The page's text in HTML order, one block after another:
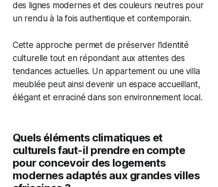
des lignes modernes et des couleurs neutres pour
un rendu à la fois authentique et contemporain.
Cette approche permet de préserver l’identité
culturelle tout en répondant aux attentes des
tendances actuelles. Un appartement ou une villa
meublée peut ainsi devenir un espace accueillant,
élégant et enraciné dans son environnement local.
Quels éléments climatiques et
culturels faut-il prendre en compte
pour concevoir des logements
modernes adaptés aux grandes villes